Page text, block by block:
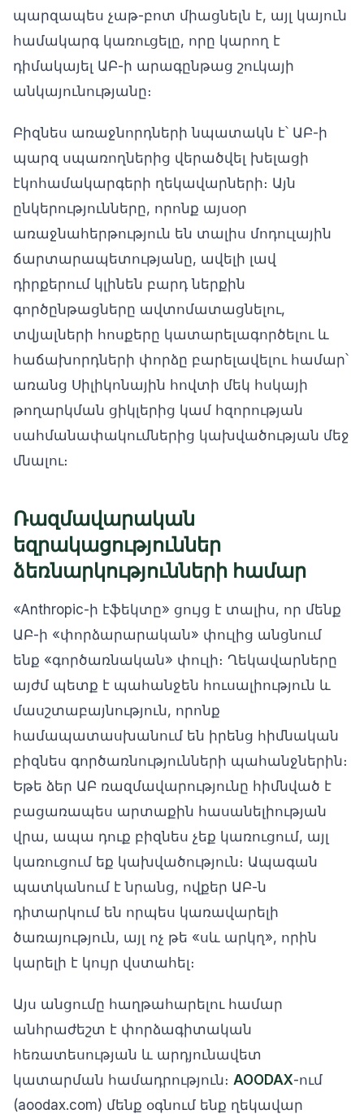
պարզապես չաթ-բոտ միացնելն է, այլ կայուն
համակարգ կառուցելը, որը կարող է
դիմակայել ԱԲ-ի արագընթաց շուկայի
անկայունությանը։
Բիզնես առաջնորդների նպատակն է՝ ԱԲ-ի
պարզ սպառողներից վերածվել խելացի
էկոհամակարգերի ղեկավարների։ Այն
ընկերությունները, որոնք այսօր
առաջնահերթություն են տալիս մոդուլային
ճարտարապետությանը, ավելի լավ
դիրքերում կլինեն բարդ ներքին
գործընթացները ավտոմատացնելու,
տվյալների հոսքերը կատարելագործելու և
հաճախորդների փորձը բարելավելու համար՝
առանց Սիլիկոնային հովտի մեկ հսկայի
թողարկման ցիկլերից կամ հզորության
սահմանափակումներից կախվածության մեջ
մնալու։
Ռազմավարական
եզրակացություններ
ձեռնարկությունների համար
«Anthropic-ի էֆեկտը» ցույց է տալիս, որ մենք
ԱԲ-ի «փորձարարական» փուլից անցնում
ենք «գործառնական» փուլի։ Ղեկավարները
այժմ պետք է պահանջեն հուսալիություն և
մասշտաբայնություն, որոնք
համապատասխանում են իրենց հիմնական
բիզնես գործառնությունների պահանջներին։
Եթե ձեր ԱԲ ռազմավարությունը հիմնված է
բացառապես արտաքին հասանելիության
վրա, ապա դուք բիզնես չեք կառուցում, այլ
կառուցում եք կախվածություն։ Ապագան
պատկանում է նրանց, ովքեր ԱԲ-ն
դիտարկում են որպես կառավարելի
ծառայություն, այլ ոչ թե «սև արկղ», որին
կարելի է կույր վստահել։
Այս անցումը հաղթահարելու համար
անհրաժեշտ է փորձագիտական
հեռատեսության և արդյունավետ
կատարման համադրություն։ AOODAX-ում
(aoodax.com) մենք օգնում ենք ղեկավար